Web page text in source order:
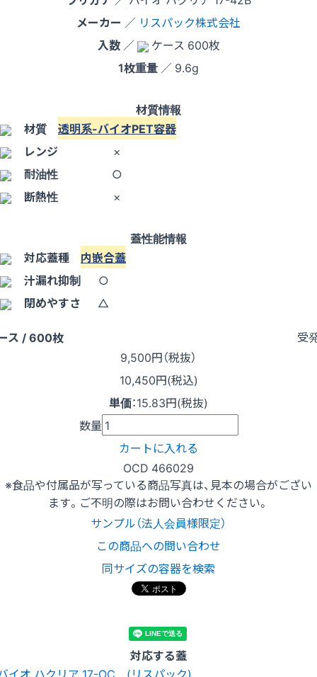
メーカー ／ リスパック株式会社
入数／
ケース 600枚
1枚重量 ／ 9.6g
材質情報
材質 透明系-バイオPET容器
レンジ
×
耐油性
○
断熱性
×
蓋性能情報
対応蓋種 内嵌合蓋
汁漏れ抑制
○
閉めやすさ
△
ス / 600枚
受
9,500円（税抜）
10,450円(税込)
単価：15.83円(税抜)
数量
カートに入れる
OCD 466029
※食品や付属品が写っている商品写真は、見本の場合がござい
ます。ご不明の際はお問い合わせください。
サンプル（法人会員様限定）
この商品への問い合わせ
同サイズの容器を検索
対応する蓋